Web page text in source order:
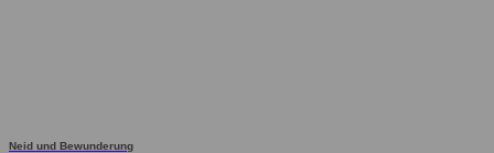
Neid und Bewunderung